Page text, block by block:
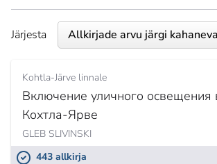
Järjesta
Kohtla-Järve linnale
Включение уличного освещения
Кохтла-Ярве
GLEB SLIVINSKI
443 allkirja